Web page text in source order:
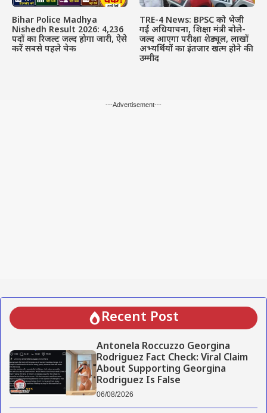
Bihar Police Madhya
Nishedh Result 2026: 4,236
पदों का रिजल्ट जल्द होगा जारी, ऐसे
करें सबसे पहले चेक
TRE-4 News: BPSC को भेजी
गई अधियाचना, शिक्षा मंत्री बोले-
जल्द आएगा परीक्षा शेड्यूल, लाखों
अभ्यर्थियों का इंतजार खत्म होने की
उम्मीद
---Advertisement---
Recent Post
Antonela Roccuzzo Georgina
Rodriguez Fact Check: Viral Claim
About Supporting Georgina
Rodriguez Is False
06/08/2026